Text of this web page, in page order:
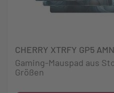
CHERRY XTRFY GP5
Gaming-Mauspad aus
Größen